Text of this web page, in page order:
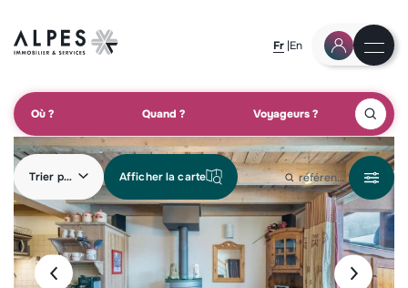
Fr En
Trier par Afficher la carte
Où ? Quand ? Voyageurs ?
référence